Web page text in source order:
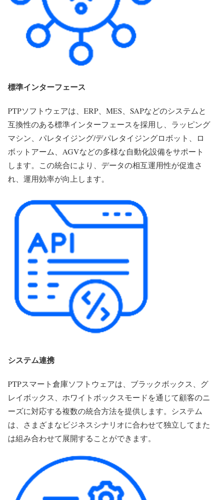
標準インターフェース
PTPソフトウェアは、ERP、MES、SAPなどのシステムと
互換性のある標準インターフェースを採用し、ラッピング
マシン、パレタイジング/デパレタイジングロボット、ロ
ボットアーム、AGVなどの多様な自動化設備をサポート
します。この統合により、データの相互運用性が促進さ
れ、運用効率が向上します。
システム連携
PTPスマート倉庫ソフトウェアは、ブラックボックス、グ
レイボックス、ホワイトボックスモードを通じて顧客のニ
ーズに対応する複数の統合方法を提供します。システム
は、さまざまなビジネスシナリオに合わせて独立してまた
は組み合わせて展開することができます。